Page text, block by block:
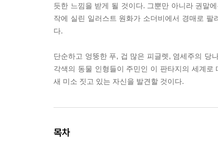
듯한 느낌을 받게 될 것이다. 그뿐만 아니라 권말
작에 실린 일러스트 원화가 소더비에서 경매로
다.
단순하고 엉뚱한 푸, 겁 많은 피글렛, 염세주의 당
각색의 동물 인형들이 주민인 이 판타지의 세계
새 미소 짓고 있는 자신을 발견할 것이다.
목차